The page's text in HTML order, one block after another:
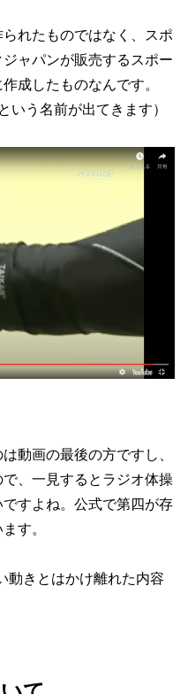
れたものではなく、スポ
ャパンが販売するスポー
成したものなんです。
いう名前が出てきます）
動画の最後の方ですし、
、一見するとラジオ体操
すよね。公式で第四が存
す。
動きとはかけ離れた内容